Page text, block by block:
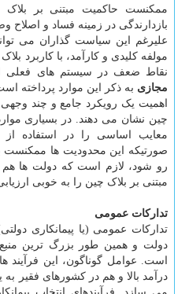
ممکنست حاکمیت مبتنی بر
بازدارندگی در زمینه فساد و اصلاح
علیرغم این سیاست گذاران می
مولفه کلیدی و کارآمد، با کاربرد
نقاط ضعف در سیستم های فعلی
مجازی به ذکر این موارد پرداخته
اهمیت یک رویکرد جامع و چند وجهی
چین نشان می دهند. در بسیاری
معایب اساسی را در استفاده از
صورتیکه این محدودیت ها ممکنست
رو شود، لازم است که دولت ها هم
مبتنی بر بلاک چین را به خوبی ارزیابی
تدارکات عمومی
تدارکات عمومی (یا پیمانکاری
دولت و همین طور بزرگ ترین
است. عوامل گوناگون، این فرآیند
درآمد بالا و هم در کشورهای فقیر